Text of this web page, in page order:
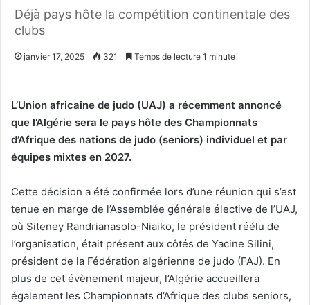
Déjà pays hôte la compétition continentale des
clubs
janvier 17, 2025 321 Temps de lecture 1 minute
L’Union africaine de judo (UAJ) a récemment annoncé
que l’Algérie sera le pays hôte des Championnats
d’Afrique des nations de judo (seniors) individuel et par
équipes mixtes en 2027.
Cette décision a été confirmée lors d’une réunion qui s’est
tenue en marge de l’Assemblée générale élective de l’UAJ,
où Siteney Randrianasolo-Niaiko, le président réélu de
l’organisation, était présent aux côtés de Yacine Silini,
président de la Fédération algérienne de judo (FAJ). En
plus de cet évènement majeur, l’Algérie accueillera
également les Championnats d’Afrique des clubs seniors,